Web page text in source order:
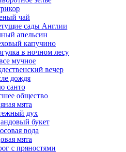
чай
сады Англии
апельсин
капучино
в ночном лесу
мучное
вечер
дождя
санто
общество
мята
дух
букет
вода
мята
с пряностями